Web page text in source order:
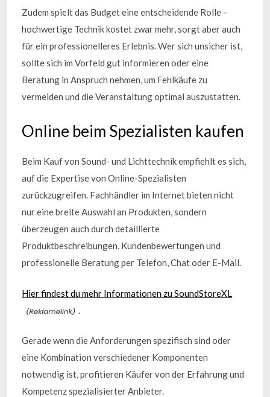
Zudem spielt das Budget eine entscheidende Rolle –
hochwertige Technik kostet zwar mehr, sorgt aber auch
für ein professionelleres Erlebnis. Wer sich unsicher ist,
sollte sich im Vorfeld gut informieren oder eine
Beratung in Anspruch nehmen, um Fehlkäufe zu
vermeiden und die Veranstaltung optimal auszustatten.
Online beim Spezialisten kaufen
Beim Kauf von Sound- und Lichttechnik empfiehlt es sich,
auf die Expertise von Online-Spezialisten
zurückzugreifen. Fachhändler im Internet bieten nicht
nur eine breite Auswahl an Produkten, sondern
überzeugen auch durch detaillierte
Produktbeschreibungen, Kundenbewertungen und
professionelle Beratung per Telefon, Chat oder E-Mail.
Hier findest du mehr Informationen zu SoundStoreXL
Gerade wenn die Anforderungen spezifisch sind oder
eine Kombination verschiedener Komponenten
notwendig ist, profitieren Käufer von der Erfahrung und
Kompetenz spezialisierter Anbieter.